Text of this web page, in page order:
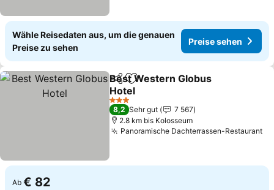
Wähle Reisedaten aus, um die genauen
Preise zu sehen
Preise sehen
TeilenZu Favoriten hinzufügen
Best Western Globus
Hotel
Preise sehen
3 Sterne
8,2 Sehr gut
7 567
2.8 km bis Kolosseum
Panoramische Dachterrassen-Restaurant
Ab € 82